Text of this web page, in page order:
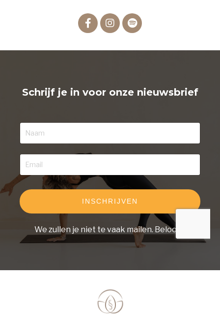
Schrijf je in voor onze nieuwsbrief
INSCHRIJVEN
We zullen je niet te vaak mailen. Beloofd.